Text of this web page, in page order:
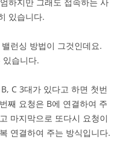
있습니다.
런싱 방법이 그것인데요.
있습니다.
C 3대가 있다고 하면 첫번
째 요청은 B에 연결하여 주
마지막으로 또다시 요청이
연결하여 주는 방식입니다.